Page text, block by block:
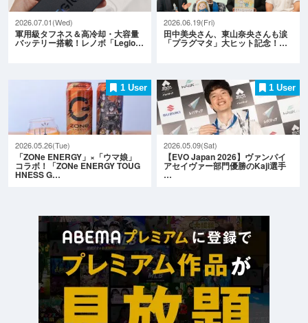
2026.07.01(Wed)
軍用級タフネス＆高冷却・大容量
バッテリー搭載！レノボ「Legio…
2026.06.19(Fri)
田中美央さん、東山奈央さんも涙
「プラグマタ」大ヒット記念！…
1 User
2026.05.26(Tue)
「ZONe ENERGY」×「ウマ娘」
コラボ！「ZONe ENERGY TOUG
HNESS G…
1 User
2026.05.09(Sat)
【EVO Japan 2026】ヴァンパイ
アセイヴァー部門優勝のKaji選手
…